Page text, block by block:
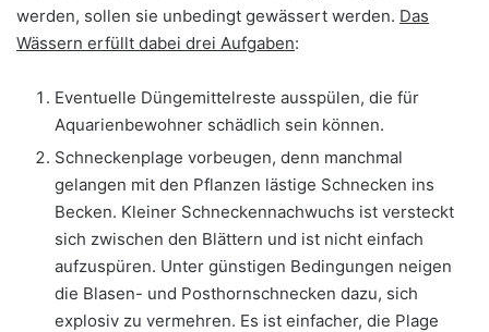
werden, sollen sie unbedingt gewässert werden. Das
Wässern erfüllt dabei drei Aufgaben:
Eventuelle Düngemittelreste ausspülen, die für
Aquarienbewohner schädlich sein können.
Schneckenplage vorbeugen, denn manchmal
gelangen mit den Pflanzen lästige Schnecken ins
Becken. Kleiner Schneckennachwuchs ist versteckt
sich zwischen den Blättern und ist nicht einfach
aufzuspüren. Unter günstigen Bedingungen neigen
die Blasen- und Posthornschnecken dazu, sich
explosiv zu vermehren. Es ist einfacher, die Plage